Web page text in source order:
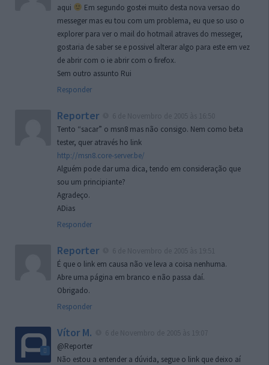
aqui
Em segundo gostei muito desta nova versao do
messeger mas eu tou com um problema, eu que so uso o
explorer para ver o mail do hotmail atraves do messeger,
gostaria de saber se e possivel alterar algo para este em vez
de abrir com o ie abrir com o firefox.
Sem outro assunto Rui
Responder
Reporter
Tento “sacar” o msn8 mas não consigo. Nem como beta
tester, quer através ho link
http://msn8.core-server.be/
Alguém pode dar uma dica, tendo em consideração que
sou um principiante?
Agradeço.
ADias
Responder
Reporter
É que o link em causa não ve leva a coisa nenhuma.
Abre uma página em branco e não passa daí.
Obrigado.
Responder
Vítor M.
@Reporter
Não estou a entender a dúvida, segue o link que deixo aí